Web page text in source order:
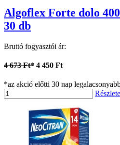
Algoflex Forte dolo
30 db
Bruttó fogyasztói ár:
4 673 Ft* 4 450 Ft
*az akció előtti 30 nap